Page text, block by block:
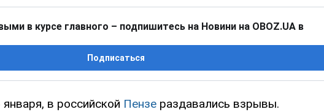
в курсе главного – подпишитесь на Новини на OBOZ.UA в
Подписаться
в российской Пензе раздавались взрывы.